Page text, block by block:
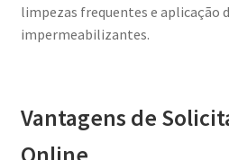
limpezas frequentes e aplicação
impermeabilizantes.
Vantagens de